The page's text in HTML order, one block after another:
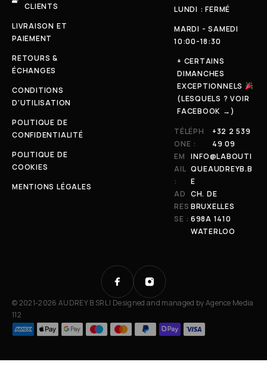
CLIENTS
LIVRAISON ET
PAIEMENT
RETOURS &
ÉCHANGES
CONDITIONS
D'UTILISATION
POLITIQUE DE
CONFIDENTIALITÉ
POLITIQUE DE
COOKIES
MENTIONS LÉGALES
LUNDI : FERMÉ
MARDI - SAMEDI
10:00-18:30
+ CERTAINS
DIMANCHES
EXCEPTIONNELS
(LESQUELS ? VOIR
FACEBOOK →)
TÉLÉPH
ONE :
+32 2 539
49 09
EM
AIL
:
INFO@LABOUTI
QUEAUDREYB.B
E
AD
RES
SE :
CH. DE
BRUXELLES
698A 1410
WATERLOO
© 2021-2026 AUDREY B SRL | Designed and managed byAgence Media
112